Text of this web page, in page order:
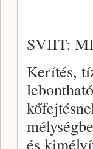
SVIIT:
Kerítés,
és